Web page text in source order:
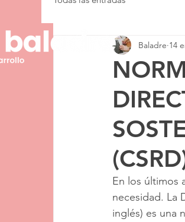
Baladre 14
En los últimos
necesidad. La
inglés) es una